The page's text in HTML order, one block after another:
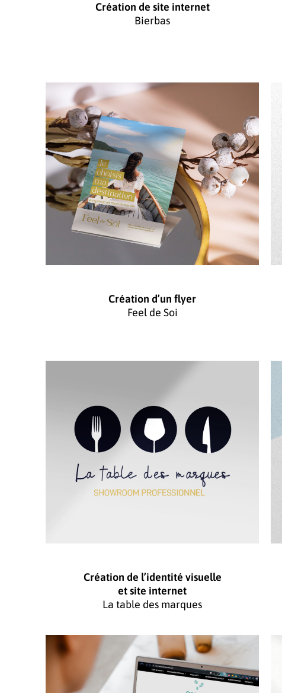
Création de site internet
Bierbas
Création d’un flyer
Feel de Soi
Création de l’identité visuelle
et site internet
La table des marques